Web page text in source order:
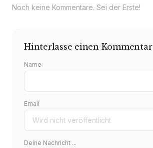
Noch keine Kommentare. Sei der Erste!
Hinterlasse einen Kommentar
Name
Email
Deine Nachricht ...